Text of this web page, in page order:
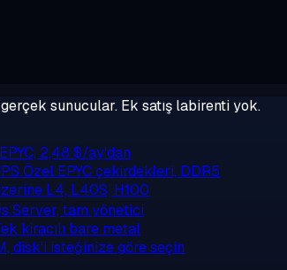
sunucular. Ek satış labirenti yok.
2,48 $/ay'dan
Özel EPYC çekirdekleri, DDR5
L4, L40S, H100
Server, tam yönetici
kiracılı bare metal
disk'i isteğinize göre seçin